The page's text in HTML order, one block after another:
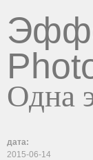
Одна
дата:
2015-06-14